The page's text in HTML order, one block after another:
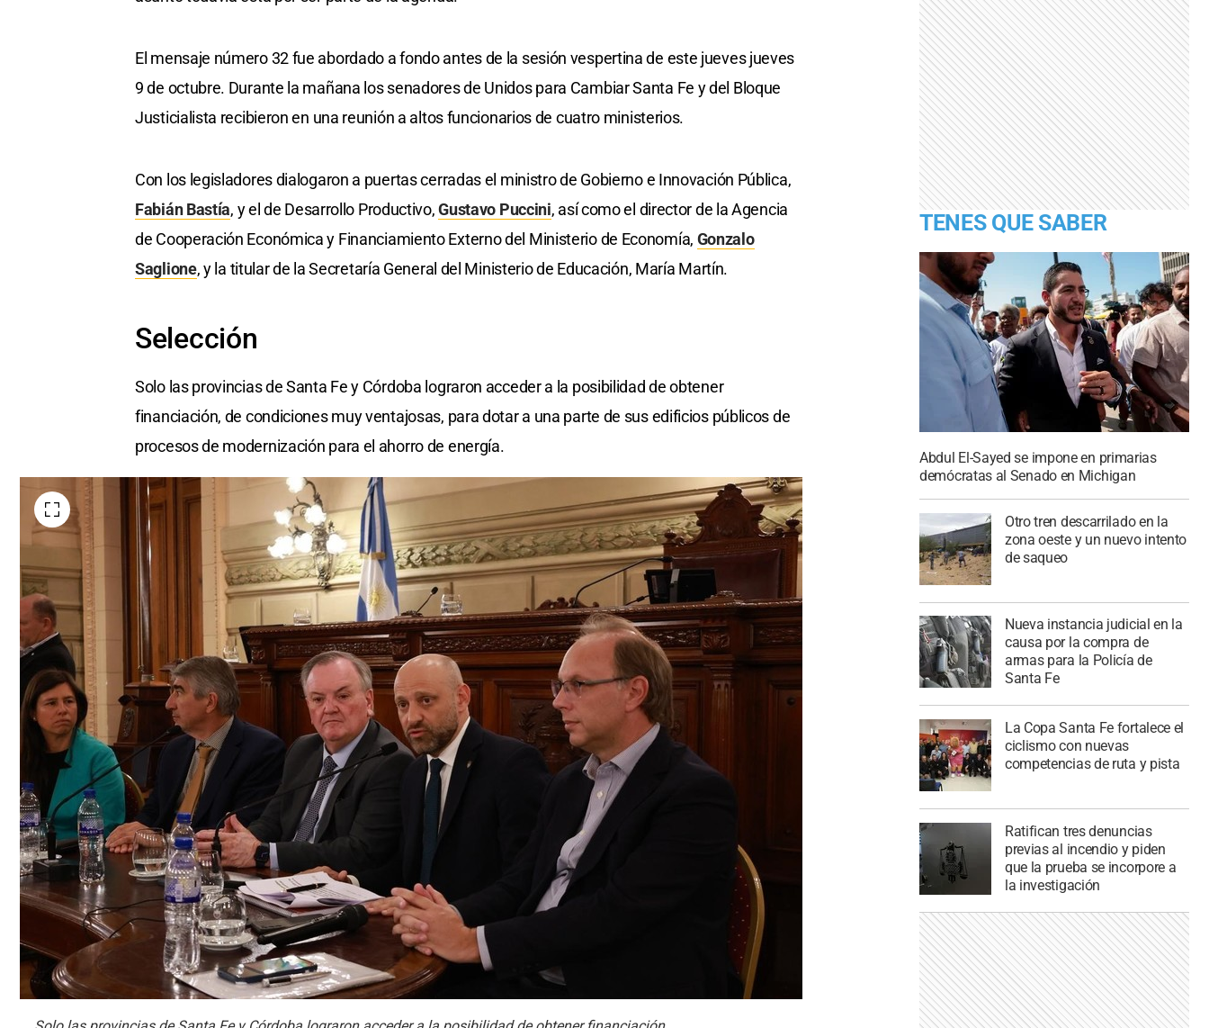
El mensaje número 32 fue abordado a fondo antes de la sesión vespertina de este jueves jueves
9 de octubre. Durante la mañana los senadores de Unidos para Cambiar Santa Fe y del Bloque
Justicialista recibieron en una reunión a altos funcionarios de cuatro ministerios.
Con los legisladores dialogaron a puertas cerradas el ministro de Gobierno e Innovación Pública,
Fabián Bastía, y el de Desarrollo Productivo,Gustavo Puccini, así como el director de la Agencia
de Cooperación Económica y Financiamiento Externo del Ministerio de Economía, Gonzalo
Saglione, y la titular de la Secretaría General del Ministerio de Educación, María Martín.
Selección
Solo las provincias de Santa Fe y Córdoba lograron acceder a la posibilidad de obtener
financiación, de condiciones muy ventajosas, para dotar a una parte de sus edificios públicos de
procesos de modernización para el ahorro de energía.
TENES QUE SABER
Abdul El-Sayed se impone en primarias
demócratas al Senado en Michigan
Otro tren descarrilado en la
zona oeste y un nuevo intento
de saqueo
Nueva instancia judicial en la
causa por la compra de
armas para la Policía de
Santa Fe
La Copa Santa Fe fortalece el
ciclismo con nuevas
competencias de ruta y pista
Ratifican tres denuncias
previas al incendio y piden
que la prueba se incorpore a
la investigación